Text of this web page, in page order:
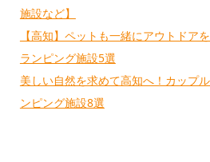
施設など】
【高知】ペットも一緒にアウトドア
ランピング施設5選
美しい自然を求めて高知へ！カップ
ンピング施設8選